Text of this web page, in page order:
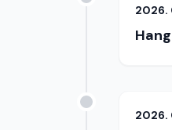
2026.
2026.